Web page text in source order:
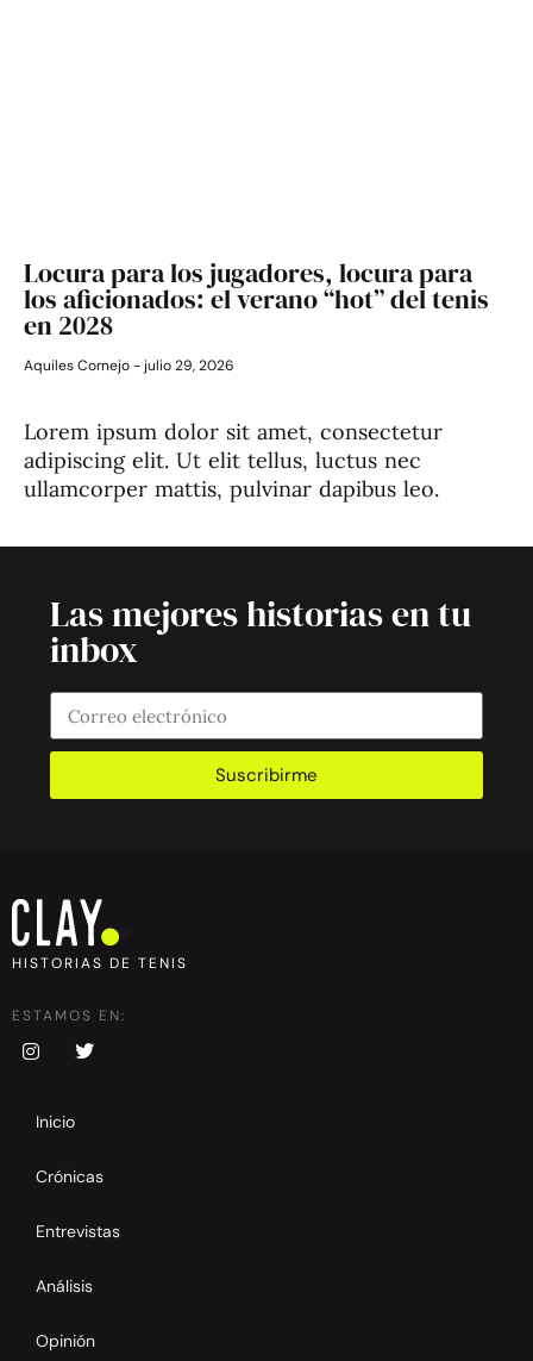
Locura para los jugadores, locura para
los aficionados: el verano “hot” del tenis
en 2028
Aquiles Cornejo julio 29, 2026
Lorem ipsum dolor sit amet, consectetur
adipiscing elit. Ut elit tellus, luctus nec
ullamcorper mattis, pulvinar dapibus leo.
Las mejores historias en tu
inbox
Suscribirme
HISTORIAS DE TENIS
ESTAMOS EN:
Inicio
Crónicas
Entrevistas
Análisis
Opinión